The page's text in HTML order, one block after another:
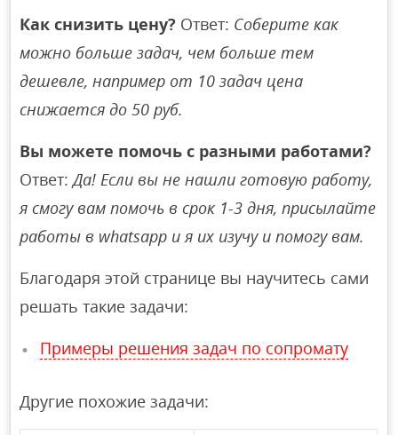
Как снизить цену? Ответ: Соберите как
можно больше задач, чем больше тем
дешевле, например от 10 задач цена
снижается до 50 руб.
Вы можете помочь с разными работами?
Ответ:Да! Если вы не нашли готовую работу,
я смогу вам помочь в срок 1-3 дня, присылайте
работы в whatsapp и я их изучу и помогу вам.
Благодаря этой странице вы научитесь сами
решать такие задачи:
Примеры решения задач по сопромату
Другие похожие задачи: